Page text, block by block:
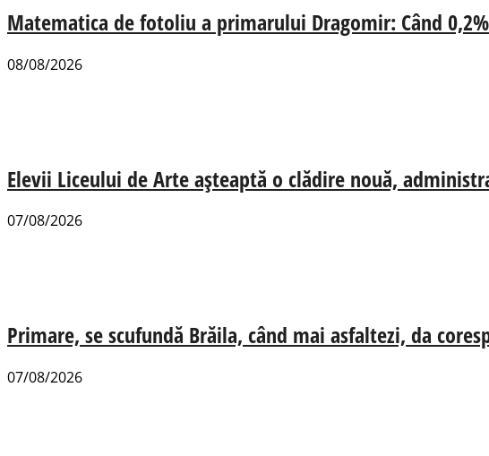
Matematica de fotoliu a primarului Dragomir: Când
08/08/2026
Elevii Liceului de Arte așteaptă o clădire nouă,
07/08/2026
Primare, se scufundă Brăila, când mai asfaltezi, da
07/08/2026